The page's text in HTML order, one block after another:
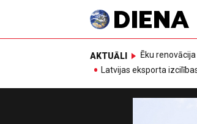
AKTUĀLI Ēku renovācija
Latvijas eksporta